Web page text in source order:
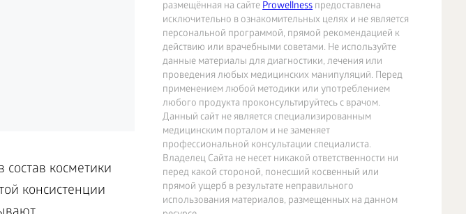
размещённая на сайтеProwellnessпредоставлена
исключительно в ознакомительных целях и не является
персональной программой, прямой рекомендацией к
действию или врачебными советами. Не используйте
данные материалы для диагностики, лечения или
проведения любых медицинских манипуляций. Перед
применением любой методики или употреблением
любого продукта проконсультируйтесь с врачом.
Данный сайт не является специализированным
медицинским порталом и не заменяет
профессиональной консультации специалиста.
Владелец Сайта не несет никакой ответственности ни
перед какой стороной, понесший косвенный или
прямой ущерб в результате неправильного
использования материалов, размещенных на данном
косметики
консистенции